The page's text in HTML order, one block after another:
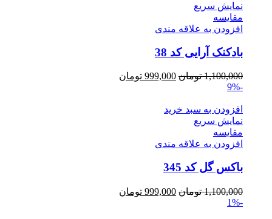
نمایش سریع
مقايسه
افزودن به علاقه مندی
بادکنک آرایی کد 38
1,100,000 تومان Original
1,100,000 تومان.
999,000 تومان
-9%
افزودن به سبد خرید
نمایش سریع
مقايسه
افزودن به علاقه مندی
باکس گل کد 345
1,100,000 تومان Original
999,000 تومان
-1%